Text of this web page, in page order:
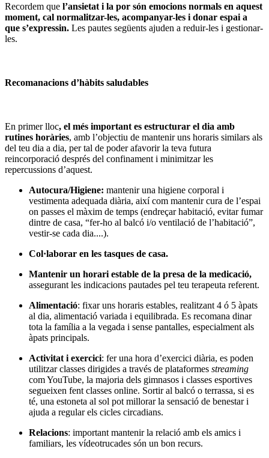
Recordem que l’ansietat i la por són emocions normals en aquest
moment, cal normalitzar-les, acompanyar-les i donar espai a
que s’expressin. Les pautes següents ajuden a reduir-les i gestionar-
les.
Recomanacions d’hàbits saludables
En primer lloc, el més important es estructurar el dia amb
rutines horàries, amb l’objectiu de mantenir uns horaris similars als
del teu dia a dia, per tal de poder afavorir la teva futura
reincorporació després del confinament i minimitzar les
repercussions d’aquest.
Autocura/Higiene: mantenir una higiene corporal i
vestimenta adequada diària, així com mantenir cura de l’espai
on passes el màxim de temps (endreçar habitació, evitar fumar
dintre de casa, “fer-ho al balcó i/o ventilació de l’habitació”,
vestir-se cada dia....).
Col·laborar en les tasques de casa.
Mantenir un horari estable de la presa de la medicació,
assegurant les indicacions pautades pel teu terapeuta referent.
Alimentació: fixar uns horaris estables, realitzant 4 ó 5 àpats
al dia, alimentació variada i equilibrada. Es recomana dinar
tota la família a la vegada i sense pantalles, especialment als
àpats principals.
Activitat i exercici: fer una hora d’exercici diària, es poden
utilitzar classes dirigides a través de plataformes streaming
com YouTube, la majoria dels gimnasos i classes esportives
segueixen fent classes online. Sortir al balcó o terrassa, si es
té, una estoneta al sol pot millorar la sensació de benestar i
ajuda a regular els cicles circadians.
Relacions: important mantenir la relació amb els amics i
familiars, les vídeotrucades són un bon recurs.